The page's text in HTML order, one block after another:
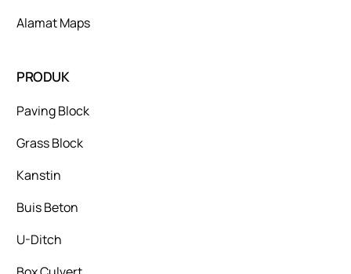
Alamat Maps
PRODUK
Paving Block
Grass Block
Kanstin
Buis Beton
U-Ditch